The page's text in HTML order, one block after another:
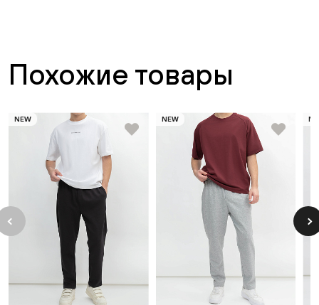
Похожие товары
NEW NEW